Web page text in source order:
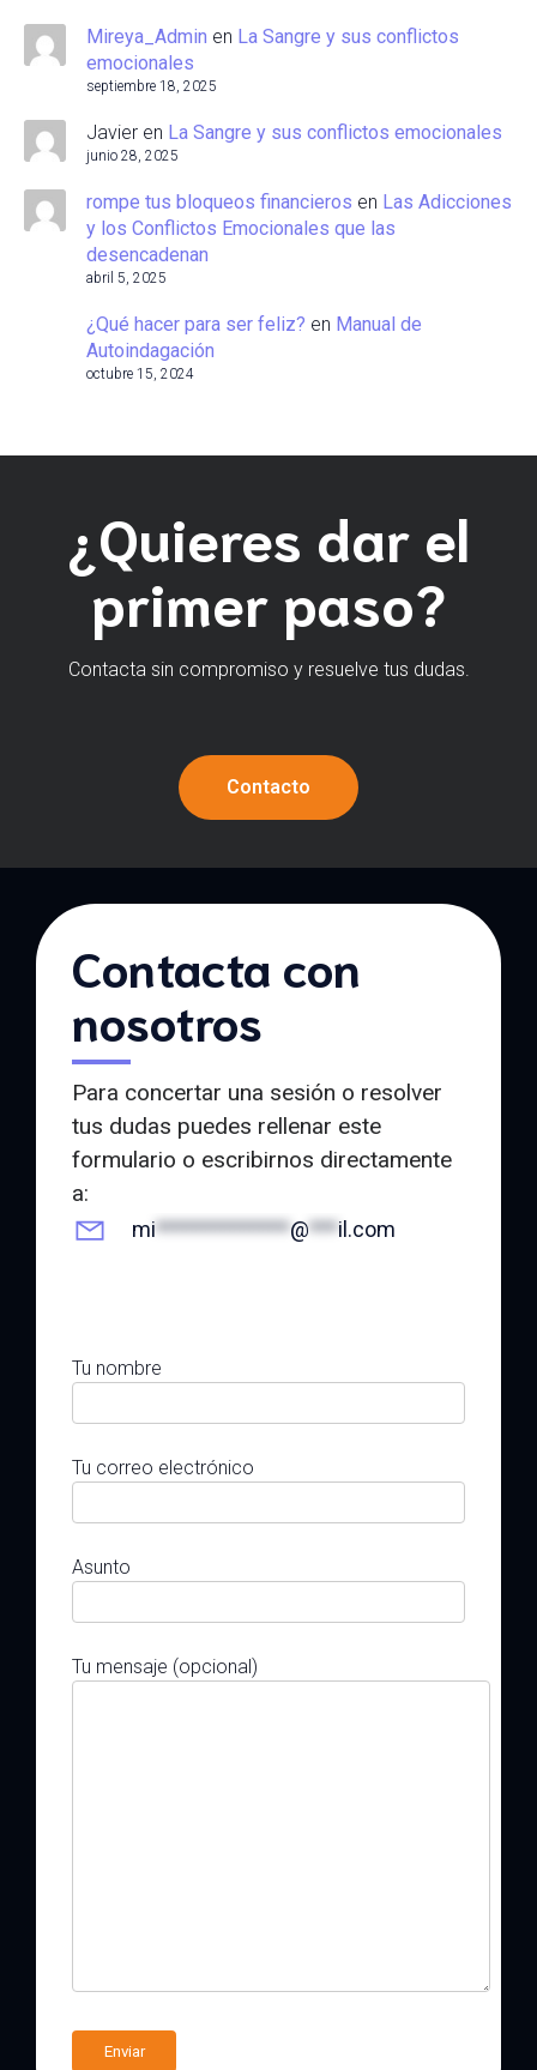
Mireya_Admin en La Sangre y sus conflictos
emocionales
septiembre 18, 2025
Javier en La Sangre y sus conflictos emocionales
junio 28, 2025
rompe tus bloqueos financieros en Las Adicciones
y los Conflictos Emocionales que las
desencadenan
abril 5, 2025
¿Qué hacer para ser feliz? en Manual de
Autoindagación
octubre 15, 2024
¿Quieres dar el
primer paso?
Contacta sin compromiso y resuelve tus dudas.
Contacto
Contacta con
nosotros
Para concertar una sesión o resolver
tus dudas puedes rellenar este
formulario o escribirnos directamente
a:
mi**************@***il.com
Tu nombre
Tu correo electrónico
Asunto
Tu mensaje (opcional)